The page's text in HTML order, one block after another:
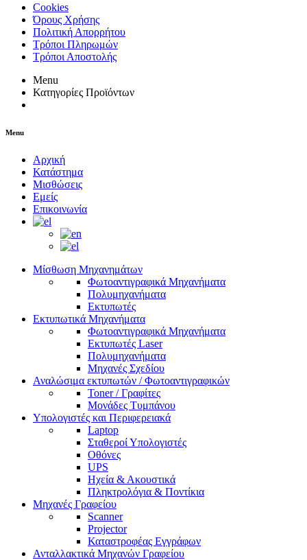
Cookies
Όρους Χρήσης
Πολιτική Απορρήτου
Τρόποι Πληρωμών
Τρόποι Αποστολής
Menu
Κατηγορίες Προϊόντων
Menu
Αρχική
Κατάστημα
Μισθώσεις
Εμείς
Επικοινωνία
Μίσθωση Μηχανημάτων
Φωτοαντιγραφικά Μηχανήματα
Πολυμηχανήματα
Εκτυπωτές
Εκτυπωτικά Μηχανήματα
Φωτοαντιγραφικά Μηχανήματα
Εκτυπωτές Laser
Πολυμηχανήματα
Μηχανές Σχεδίου
Αναλώσιμα εκτυπωτών / Φωτοαντιγραφικών
Toner / Γραφίτες
Μονάδες Τυμπάνου
Υπολογιστές και Περιφερειακά
Laptop
Σταθεροί Υπολογιστές
Οθόνες
UPS
Ηχεία & Ακουστικά
Πληκτρολόγια & Ποντίκια
Μηχανές Γραφείου
Scanner
Projector
Καταστροφέας Εγγράφων
Ανταλλακτικά Μηχανών Γραφείου